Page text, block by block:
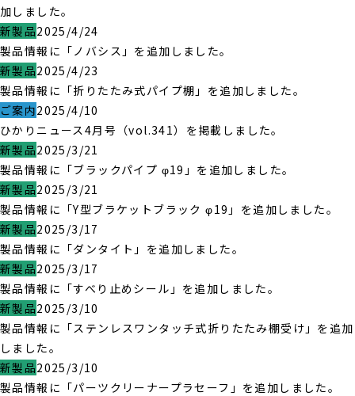
加しました。
新製品2025/4/24
製品情報に「ノバシス」を追加しました。
新製品2025/4/23
製品情報に「折りたたみ式パイプ棚」を追加しました。
ご案内2025/4/10
ひかりニュース4月号（vol.341）を掲載しました。
新製品2025/3/21
製品情報に「ブラックパイプ φ19」を追加しました。
新製品2025/3/21
製品情報に「Y型ブラケットブラック φ19」を追加しました。
新製品2025/3/17
製品情報に「ダンタイト」を追加しました。
新製品2025/3/17
製品情報に「すべり止めシール」を追加しました。
新製品2025/3/10
製品情報に「ステンレスワンタッチ式折りたたみ棚受け」を追加
しました。
新製品2025/3/10
製品情報に「パーツクリーナープラセーフ」を追加しました。